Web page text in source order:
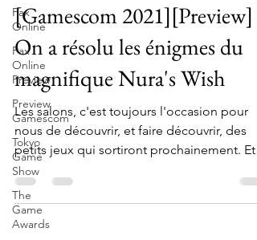
Pax
Online
Pax
Online
Preview
Preview
Gamescom
Tokyo
Game
Show
The
Game
Awards
[Gamescom 2021][Preview]
On a résolu les énigmes du
magnifique Nura's Wish
Les salons, c'est toujours l'occasion pour
nous de découvrir, et faire découvrir, des
petits jeux qui sortiront prochainement. Et
comme...